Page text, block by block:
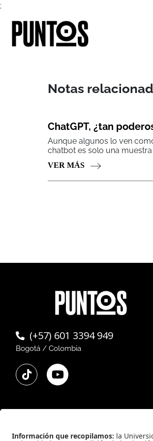
;
Notas
ChatGPT, ¿tan
Aunque algunos lo ven
chatbot es solo una muestra
VER MÁS
(+57) 601 3394 949
Bogotá / Colombia